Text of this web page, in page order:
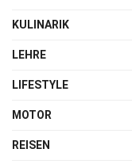
KULINARIK
LEHRE
LIFESTYLE
MOTOR
REISEN